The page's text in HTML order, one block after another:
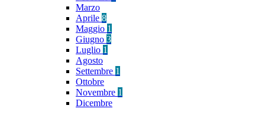
Marzo
Aprile 8
Maggio 1
Giugno 3
Luglio 1
Agosto
Settembre 1
Ottobre
Novembre 1
Dicembre